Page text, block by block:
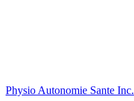
Physio Autonomie Sante Inc.